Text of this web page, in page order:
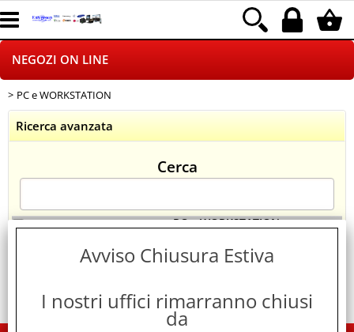
HOME PAGE
CHI SIAMO
LOGISTICA
NEGOZI ON LINE
DROPSHIPPING
SINCRONIZZATI CON NOI
SPEDIZIONI
PC e WORKSTATION
Ricerca avanzata
Cerca
Categoria: NEGOZI ON LINE> PC e WORKSTATION
Avviso Chiusura Estiva
I nostri uffici rimarranno chiusi
da